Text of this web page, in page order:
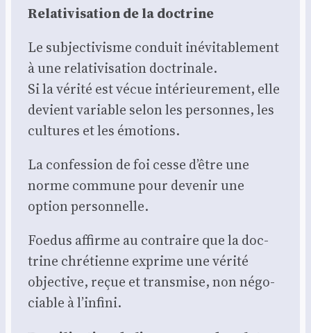
Rela­ti­vi­sa­tion de la doc­trine
Le sub­jec­ti­visme conduit inévi­ta­ble­ment
à une rela­ti­vi­sa­tion doc­tri­nale.
Si la véri­té est vécue inté­rieu­re­ment, elle
devient variable selon les per­sonnes, les
cultures et les émo­tions.
La confes­sion de foi cesse d’être une
norme com­mune pour deve­nir une
option per­son­nelle.
Foe­dus affirme au contraire que la doc­
trine chré­tienne exprime une véri­té
objec­tive, reçue et trans­mise, non négo­
ciable à l’infini.